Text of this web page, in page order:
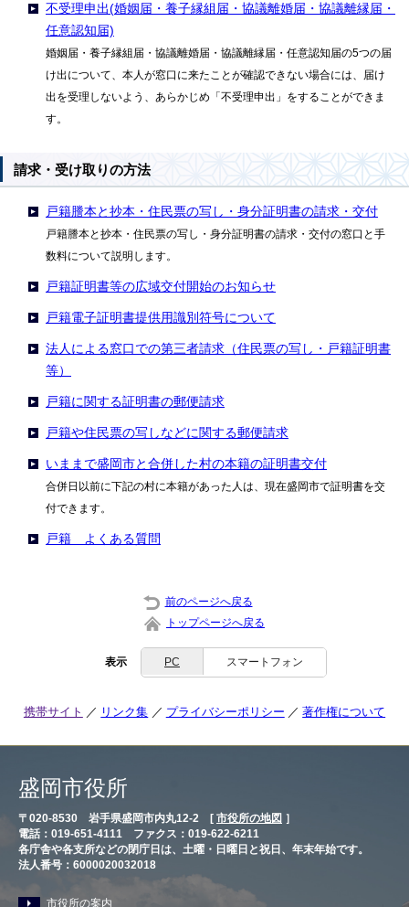
不受理申出(婚姻届・養子縁組届・協議離婚届・協議離縁届・
任意認知届)
婚姻届・養子縁組届・協議離婚届・協議離縁届・任意認知届の5つの届
け出について、本人が窓口に来たことが確認できない場合には、届け
出を受理しないよう、あらかじめ「不受理申出」をすることができま
す。
請求・受け取りの方法
戸籍謄本と抄本・住民票の写し・身分証明書の請求・交付
戸籍謄本と抄本・住民票の写し・身分証明書の請求・交付の窓口と手
数料について説明します。
戸籍証明書等の広域交付開始のお知らせ
戸籍電子証明書提供用識別符号について
法人による窓口での第三者請求（住民票の写し・戸籍証明書
等）
戸籍に関する証明書の郵便請求
戸籍や住民票の写しなどに関する郵便請求
いままで盛岡市と合併した村の本籍の証明書交付
合併日以前に下記の村に本籍があった人は、現在盛岡市で証明書を交
付できます。
戸籍 よくある質問
前のページへ戻る
トップページへ戻る
表示 PC スマートフォン
携帯サイト リンク集 プライバシーポリシー 著作権について
盛岡市役所
〒020-8530 岩手県盛岡市内丸12-2 [ 市役所の地図 ］
電話：019-651-4111 ファクス：019-622-6211
各庁舎や各支所などの閉庁日は、土曜・日曜日と祝日、年末年始です。
法人番号：6000020032018
市役所の案内